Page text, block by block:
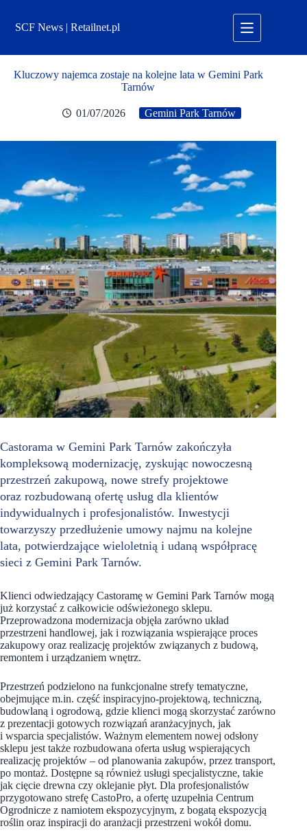
treściSCF News | Retailnet.pl
Kluczowy najemca zostaje na kolejne lata w Gemini Park
Tarnów
01/07/2026 Gemini Park Tarnów
Castorama w Gemini Park Tarnów zakończyła
kompleksową modernizację, zyskując nowoczesną
przestrzeń zakupową, nowe strefy projektowe
oraz rozbudowaną ofertę usług dla klientów
indywidualnych i profesjonalistów. Inwestycji
towarzyszy przedłużenie umowy najmu na kolejne
lata, potwierdzające wieloletnią i udaną współpracę
sieci z Gemini Park Tarnów.
Klienci odwiedzający Castoramę w Gemini Park Tarnów mogą
już korzystać z całkowicie odświeżonego sklepu.
Przeprowadzona modernizacja objęła zarówno układ
przestrzeni handlowej, jak i rozwiązania wspierające proces
zakupowy oraz realizację projektów związanych z budową,
remontem i urządzaniem wnętrz.
Przestrzeń podzielono na funkcjonalne strefy tematyczne,
obejmujące m.in. część inspiracyjno-projektową, techniczną,
budowlaną i ogrodową, gdzie klienci mogą skorzystać zarówno
z prezentacji gotowych rozwiązań aranżacyjnych, jak
i wsparcia specjalistów. Ważnym elementem nowej odsłony
sklepu jest także rozbudowana oferta usług wspierających
realizację projektów – od planowania zakupów, przez transport,
po montaż. Dostępne są również usługi specjalistyczne, takie
jak cięcie drewna czy oklejanie płyt. Dla profesjonalistów
przygotowano strefę CastoPro, a ofertę uzupełnia Centrum
Ogrodnicze z namiotem ekspozycyjnym, z bogatą ekspozycją
roślin oraz inspiracji do aranżacji przestrzeni wokół domu.